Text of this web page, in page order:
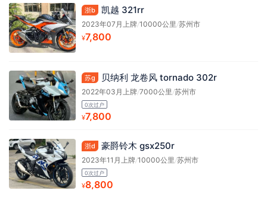
浙b 凯越 321rr
2023年07月上牌/10000公里/苏州市
¥7,800
苏g 贝纳利 龙卷风 tornado 302r
2022年03月上牌/7000公里/苏州市
0次过户
¥7,800
浙d 豪爵铃木 gsx250r
2023年11月上牌/10000公里/苏州市
0次过户
¥8,800